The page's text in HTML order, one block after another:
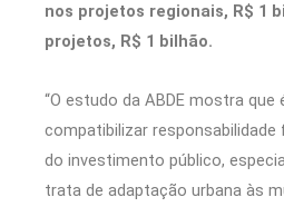
nos projetos regionais, R$ 1
projetos, R$ 1 bilhão.
“O estudo da ABDE mostra que
compatibilizar
do investimento público,
trata de adaptação urbana às